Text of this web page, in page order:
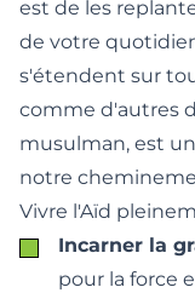
est de les
de votre
s'étendent sur
comme d'autres
musulman, est
notre
Vivre l'Aïd
Incarner la
pour la force